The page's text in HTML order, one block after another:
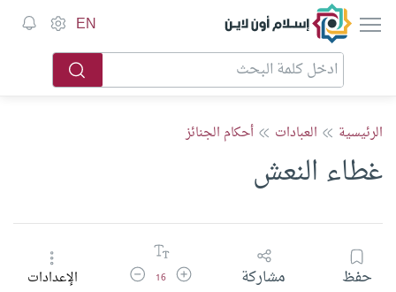
إسلام أون لاين EN
الرئيسية العبادات أحكام الجنائز
غطاء النعش
حفظ مشاركة زيادة حجم الخط
16 تقليل حجم الخطالإعدادات